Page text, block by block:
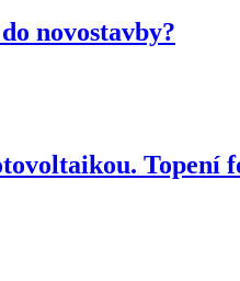
novostavby?
Topení